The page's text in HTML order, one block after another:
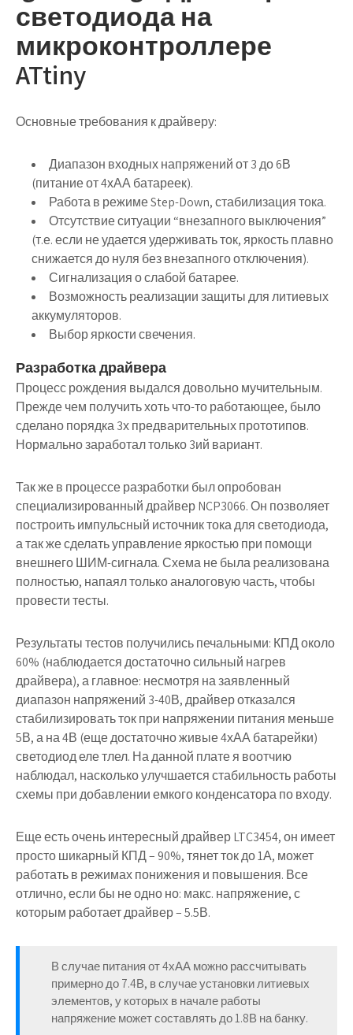
светодиода на
микроконтроллере
ATtiny
Основные требования к драйверу:
Диапазон входных напряжений от 3 до 6В
(питание от 4хАА батареек).
Работа в режиме Step-Down, стабилизация тока.
Отсутствие ситуации “внезапного выключения”
(т.е. если не удается удерживать ток, яркость плавно
снижается до нуля без внезапного отключения).
Сигнализация о слабой батарее.
Возможность реализации защиты для литиевых
аккумуляторов.
Выбор яркости свечения.
Разработка драйвера
Процесс рождения выдался довольно мучительным.
Прежде чем получить хоть что-то работающее, было
сделано порядка 3х предварительных прототипов.
Нормально заработал только 3ий вариант.
Так же в процессе разработки был опробован
специализированный драйвер NCP3066. Он позволяет
построить импульсный источник тока для светодиода,
а так же сделать управление яркостью при помощи
внешнего ШИМ-сигнала. Схема не была реализована
полностью, напаял только аналоговую часть, чтобы
провести тесты.
Результаты тестов получились печальными: КПД около
60% (наблюдается достаточно сильный нагрев
драйвера), а главное: несмотря на заявленный
диапазон напряжений 3-40В, драйвер отказался
стабилизировать ток при напряжении питания меньше
5В, а на 4В (еще достаточно живые 4хАА батарейки)
светодиод еле тлел. На данной плате я воотчию
наблюдал, насколько улучшается стабильность работы
схемы при добавлении емкого конденсатора по входу.
Еще есть очень интересный драйвер LTC3454, он имеет
просто шикарный КПД – 90%, тянет ток до 1А, может
работать в режимах понижения и повышения. Все
отлично, если бы не одно но: макс. напряжение, с
которым работает драйвер – 5.5В.
В случае питания от 4хАА можно рассчитывать
примерно до 7.4В, в случае установки литиевых
элементов, у которых в начале работы
напряжение может составлять до 1.8В на банку.